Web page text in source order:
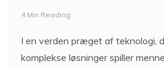
4 Min Reading
I en verden præget af teknologi,
komplekse løsninger spiller